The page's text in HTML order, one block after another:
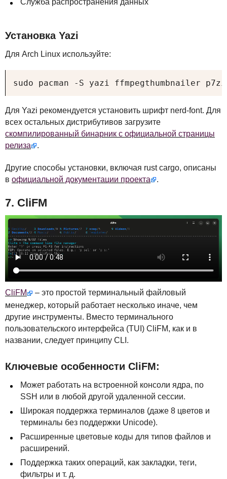
Установка Yazi
Для Arch Linux используйте:
sudo pacman -S yazi ffmpegthumbnailer
Для Yazi рекомендуется установить шрифт nerd-font. Для
всех остальных дистрибутивов загрузите
скомпилированный бинарник с официальной страницы
релиза
.
Другие способы установки, включая rust cargo, описаны
в официальной документации проекта .
7. CliFM
CliFM
– это простой терминальный файловый
менеджер, который работает несколько иначе, чем
другие инструменты. Вместо терминального
пользовательского интерфейса (TUI ) CliFM, как и в
названии, следует принципу CLI .
Ключевые особенности CliFM:
Может работать на встроенной консоли ядра, по
SSH или в любой другой удаленной сессии.
Широкая поддержка терминалов (даже 8 цветов и
терминалы без поддержки Unicode).
Расширенные цветовые коды для типов файлов и
расширений.
Поддержка таких операций, как закладки, теги,
фильтры и т. д.